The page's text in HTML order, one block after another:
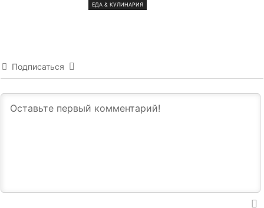
ЕДА & КУЛИНАРИЯ
Подписаться